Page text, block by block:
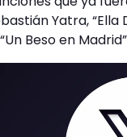
Yatra,
Beso en